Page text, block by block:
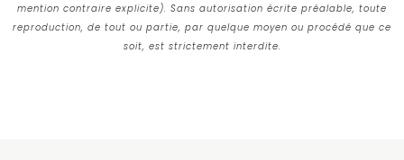
mention contraire explicite). Sans autorisation écrite préalable, toute
reproduction, de tout ou partie, par quelque moyen ou procédé que ce
soit, est strictement interdite.